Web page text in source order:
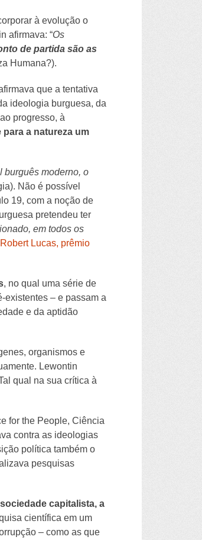
à evolução o
afirmava: “Os
de partida são as
Humana?).
que a tentativa
ideologia burguesa, da
progresso, à
a natureza um
burguês moderno, o
Não é possível
19, com a noção de
pretendeu ter
em todos os
Robert Lucas, prêmio
, no qual uma série de
existentes – e passam a
e da aptidão
organismos e
Lewontin
qual na sua crítica à
for the People, Ciência
contra as ideologias
política também o
pesquisas
capitalista, a
científica em um
– como as que